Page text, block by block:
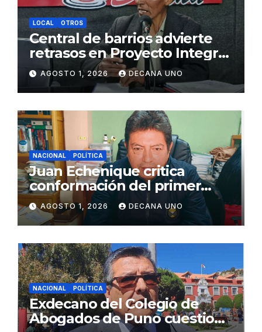
LOCAL OTROS
Central de barrios advierte
retrasos en Proyecto Integral
de Agua y Alcantarillado para
Juliaca
AGOSTO 1, 2026 DECANA UNO
NACIONAL POLÍTICA
Juan Echenique critica
conformación del primer
gabinete ministerial de Keiko
Fujimori
AGOSTO 1, 2026 DECANA UNO
NACIONAL POLÍTICA
Exdecano del Colegio de
Abogados de Puno cuestiona